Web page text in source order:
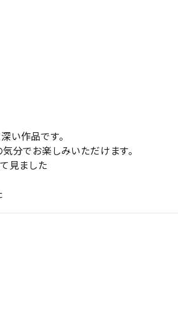
い作品です。
分でお楽しみいただけます。
見ました